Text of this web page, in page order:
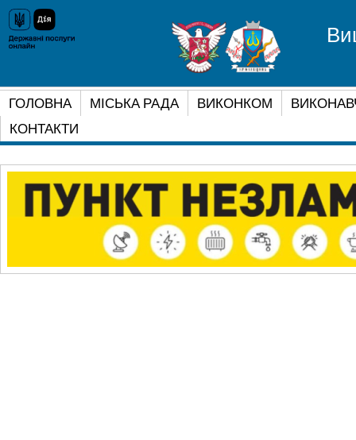
ГОЛОВНА МІСЬКА РАДА ВИКОНКОМ
КОНТАКТИ